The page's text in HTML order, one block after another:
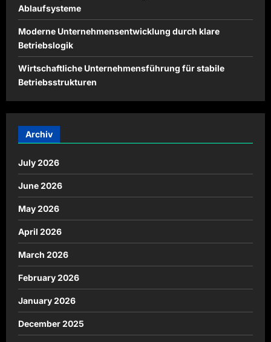
Ablaufsysteme
Moderne Unternehmensentwicklung durch klare
Betriebslogik
Wirtschaftliche Unternehmensführung für stabile
Betriebsstrukturen
Archiv
July 2026
June 2026
May 2026
April 2026
March 2026
February 2026
January 2026
December 2025